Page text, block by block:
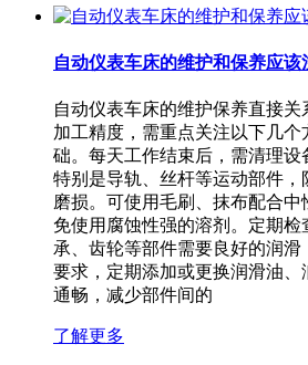
自动仪表车床的维护和保养应该
自动仪表车床的维护保养直接
加工精度，需重点关注以下几个
础。每天工作结束后，需清理设
特别是导轨、丝杆等运动部件
磨损。可使用毛刷、抹布配合
免使用腐蚀性强的溶剂。定期
承、齿轮等部件需要良好的润
要求，定期添加或更换润滑油
通畅，减少部件间的
了解更多